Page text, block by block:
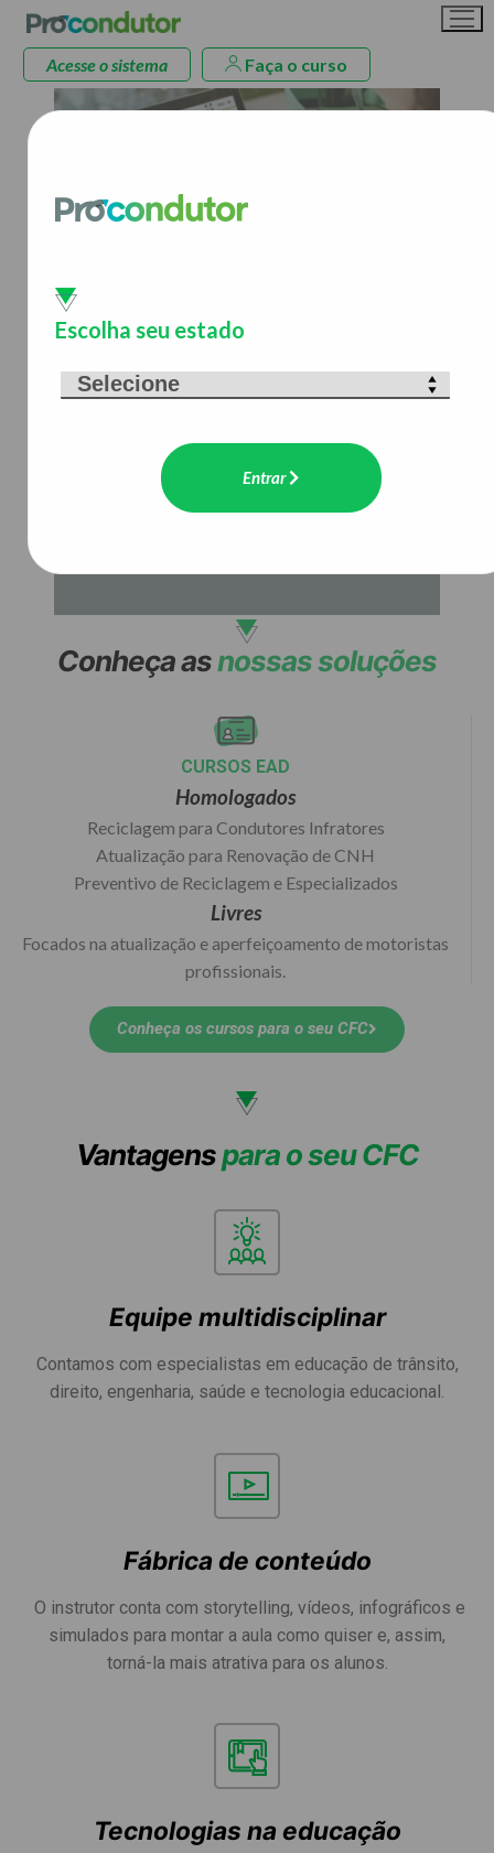
Acesse o sistema Faça o curso
A Procondutor é especialista
para o trânsito
capacitação, reciclagem e
Conheça asnossas soluções
CURSOS EAD
Homologados
Reciclagem para Condutores Infratores
Atualização para Renovação de CNH
Preventivo de Reciclagem e Especializados
Livres
Focados na atualização e aperfeiçoamento de motoristas
profissionais.
Conheça os cursos para o seu CFC
Vantagenspara o seu CFC
Equipe multidisciplinar
Contamos com especialistas em educação de trânsito,
direito, engenharia, saúde e tecnologia educacional.
Fábrica de conteúdo
O instrutor conta com storytelling, vídeos, infográficos e
simulados para montar a aula como quiser e, assim,
torná-la mais atrativa para os alunos.
Tecnologias na educação
Escolha seu estado
Entrar